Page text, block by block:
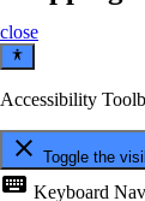
close
Accessibility
close Toggle the
keyboard Keyboard